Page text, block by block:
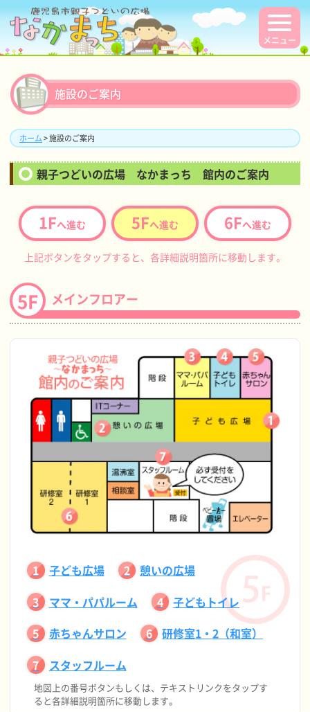
メニュー
施設のご案内
ホーム> 施設のご案内
親子つどいの広場 なかまっち 館内のご案内
1Fへ進む 5Fへ進む 6Fへ進む
上記ボタンをタップすると、各詳細説明箇所に移動します。
5F メインフロアー
子ども広場
憩いの広場
ママ・パパルーム
子どもトイレ
赤ちゃんサロン
研修室1・2（和室）
スタッフルーム
地図上の番号ボタンもしくは、テキストリンクをタップす
ると各詳細説明箇所に移動します。